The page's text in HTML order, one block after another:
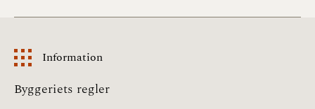
Information
Information
Byggeriets regler